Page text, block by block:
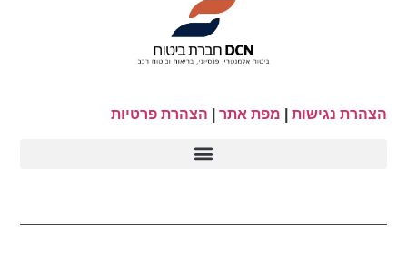
הצהרת נגישות מפת אתר הצהרת פרטיות